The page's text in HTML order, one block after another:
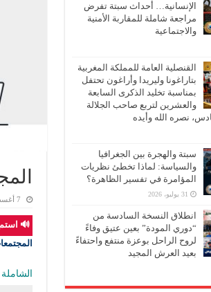
7 أغسطس، 2024
🔊
الإنسانية… أحداث سبتة تفرض
مراجعة شاملة للمقاربة الأمنية
والاجتماعية
القنصلية العامة للمملكة المغربية
بتاراغونا وليريدا وأراغون تحتفل
بمناسبة تخليد الذكرى السابعة
والعشرين لتربع صاحب الجلالة
نصره الله وأيده
سبتة والهجرة بين الجغرافيا
والسياسة: لماذا تخطئ نظريات
المؤامرة في تفسير الظاهرة؟
31 يوليو، 2026
انطلاق النسخة السادسة من
“دوري المودة” بعين عتيق وفاءً
لروح الراحل بوعزة منتفع واحتفاءً
بعيد العرش المجيد